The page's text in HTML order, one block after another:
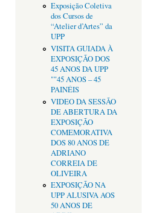
Exposição Coletiva
dos Cursos de
“Atelier d’Artes” da
UPP
VISITA GUIADA À
EXPOSIÇÃO DOS
45 ANOS DA UPP
""45 ANOS – 45
PAINÉIS
VIDEO DA SESSÃO
DE ABERTURA DA
EXPOSIÇÃO
COMEMORATIVA
DOS 80 ANOS DE
ADRIANO
CORREIA DE
OLIVEIRA
EXPOSIÇÃO NA
UPP ALUSIVA AOS
50 ANOS DE